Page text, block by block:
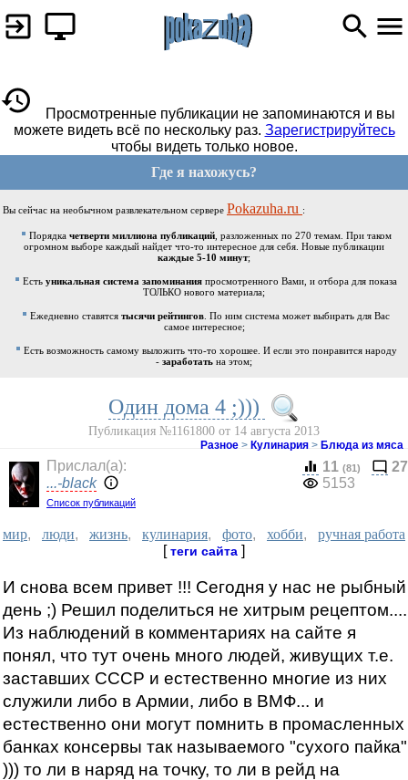
Просмотренные публикации не запоминаются и вы
можете видеть всё по нескольку раз. Зарегистрируйтесь
чтобы видеть только новое.
Где я нахожусь?
Вы сейчас на необычном развлекательном сервере Pokazuha.ru :
Порядка четверти миллиона публикаций, разложенных по 270 темам. При таком
огромном выборе каждый найдет что-то интересное для себя. Новые публикации
каждые 5-10 минут;
Есть уникальная система запоминания просмотренного Вами, и отбора для показа
ТОЛЬКО нового материала;
Ежедневно ставятся тысячи рейтингов . По ним система может выбирать для Вас
самое интересное;
Есть возможность самому выложить что-то хорошее. И если это понравится народу
- заработать на этом;
Один дома 4 ;)))
Публикация №1161800 от 14 августа 2013
Разное > Кулинария > Блюда из мяса
Прислал(a):
...-black
Список публикаций
11 (81)
27
5153
мир, люди, жизнь, кулинария, фото, хобби, ручная работа
[теги сайта ]
И снова всем привет !!! Сегодня у нас не рыбный
день ;) Решил поделиться не хитрым рецептом....
Из наблюдений в комментариях на сайте я
понял, что тут очень много людей, живущих т.е.
заставших СССР и естественно многие из них
служили либо в Армии, либо в ВМФ... и
естественно они могут помнить в промасленных
банках консервы так называемого "сухого пайка"
))) то ли в наряд на точку, то ли в рейд на